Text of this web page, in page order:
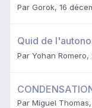
Par Gorok, 16
Quid de
Par Yohan Romero,
Par Miguel Thomas,